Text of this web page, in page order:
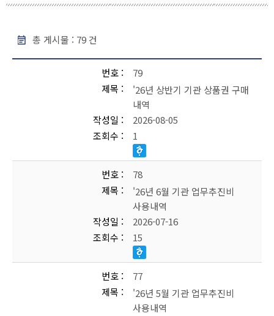
총 게시물 : 79건
정보공개 - 번호, 제목, 작성일, 조회 , 파일
번호
79
제목
'26년 상반기 기관 상품권 구매
내역
작성일
2026-08-05
조회수
1
번호
78
제목
'26년 6월 기관 업무추진비
사용내역
작성일
2026-07-16
조회수
15
번호
77
제목
'26년 5월 기관 업무추진비
사용내역